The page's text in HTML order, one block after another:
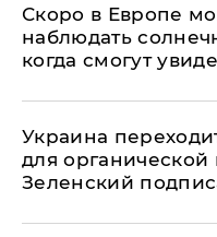
Скоро в Европе
наблюдать
когда смогут
Украина
для
Зеленский